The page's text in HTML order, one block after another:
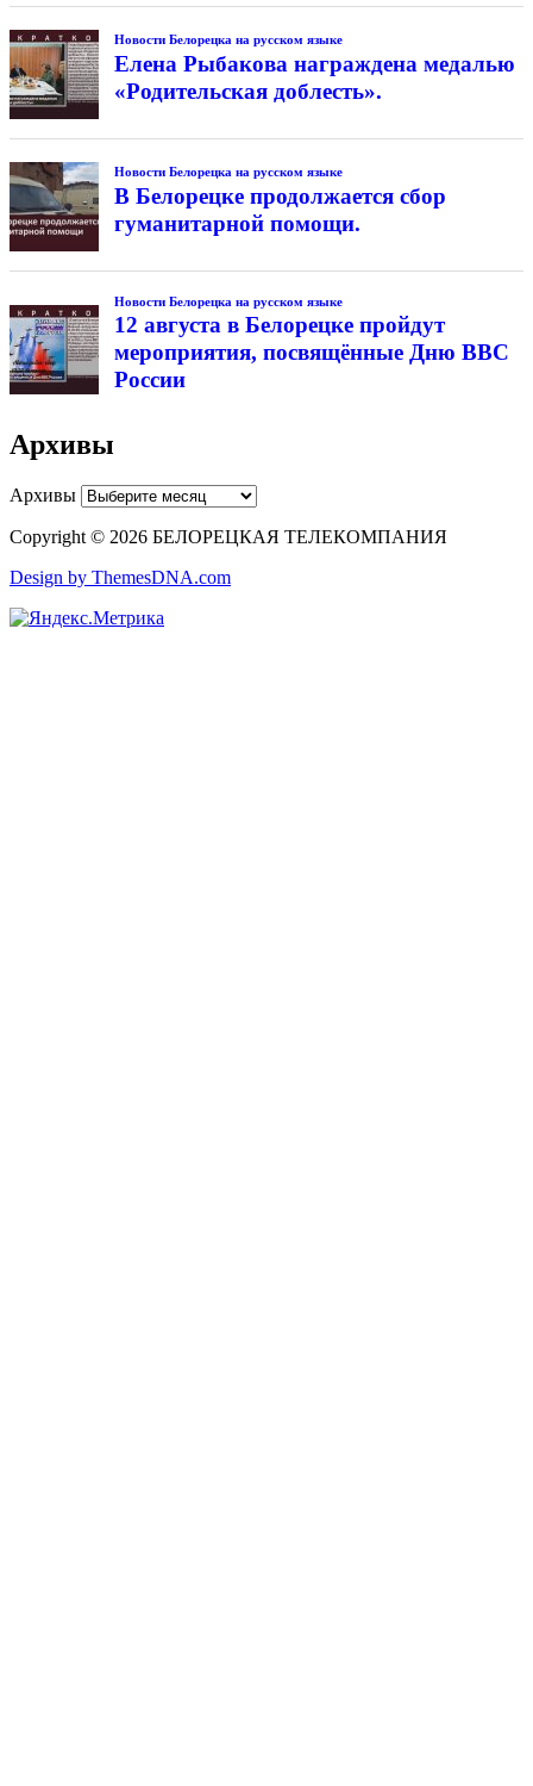
Новости Белорецка на русском языке
Елена Рыбакова награждена медалью
«Родительская доблесть».
Новости Белорецка на русском языке
В Белорецке продолжается сбор
гуманитарной помощи.
Новости Белорецка на русском языке
12 августа в Белорецке пройдут
мероприятия, посвящённые Дню ВВС
России
Архивы
Архивы
Copyright © 2026 БЕЛОРЕЦКАЯ ТЕЛЕКОМПАНИЯ
Design by ThemesDNA.com